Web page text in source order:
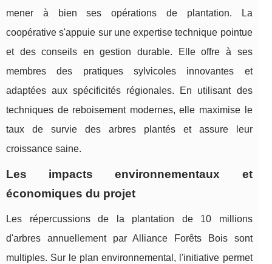
mener à bien ses opérations de plantation. La
coopérative s'appuie sur une expertise technique pointue
et des conseils en gestion durable. Elle offre à ses
membres des pratiques sylvicoles innovantes et
adaptées aux spécificités régionales. En utilisant des
techniques de reboisement modernes, elle maximise le
taux de survie des arbres plantés et assure leur
croissance saine.
Les impacts environnementaux et
économiques du projet
Les répercussions de la plantation de 10 millions
d'arbres annuellement par Alliance Forêts Bois sont
multiples. Sur le plan environnemental, l'initiative permet